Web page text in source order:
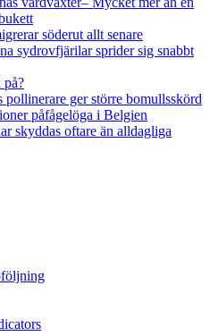
söderut allt senare
sydrovfjärilar sprider sig snabbt
på?
pollinerare ger större bomullsskörd
påfågelöga i Belgien
skyddas oftare än alldagliga